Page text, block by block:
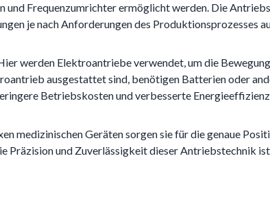
Frequenzumrichter ermöglicht werden. Die
je nach Anforderungen des Produktionsprozesses
werden Elektroantriebe verwendet, um die
ausgestattet sind, benötigen Batterien oder
Betriebskosten und verbesserte
medizinischen Geräten sorgen sie für die genaue
und Zuverlässigkeit dieser Antriebstechnik